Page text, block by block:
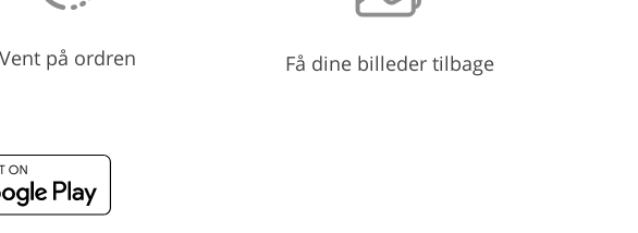
Vent på ordren Få dine billeder tilbage